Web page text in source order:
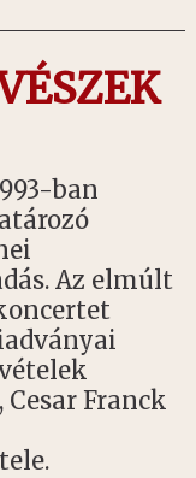
ban
Az elmúlt
Franck